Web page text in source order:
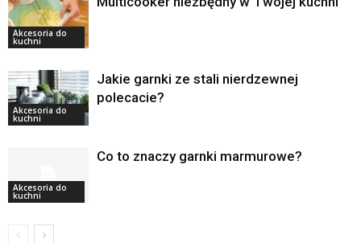
Akcesoria do
kuchni
Akcesoria do
kuchni
Jakie garnki ze stali nierdzewnej
polecacie?
Akcesoria do
kuchni
Co to znaczy garnki marmurowe?